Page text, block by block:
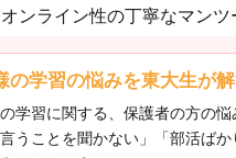
ンライン性の丁寧なマン
の学習の悩みを東大生が
学習に関する、保護者の方の悩
言うことを聞かない」「部活ば